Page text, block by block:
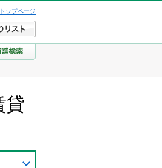
トップページ
貸